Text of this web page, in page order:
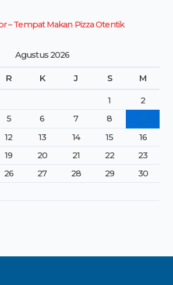
– Tempat Makan Pizza Otentik
Agustus 2026
R K J S M
1
2
5 6 7 8
12 13 14 15
16
19 20 21 22
23
26 27 28 29
30